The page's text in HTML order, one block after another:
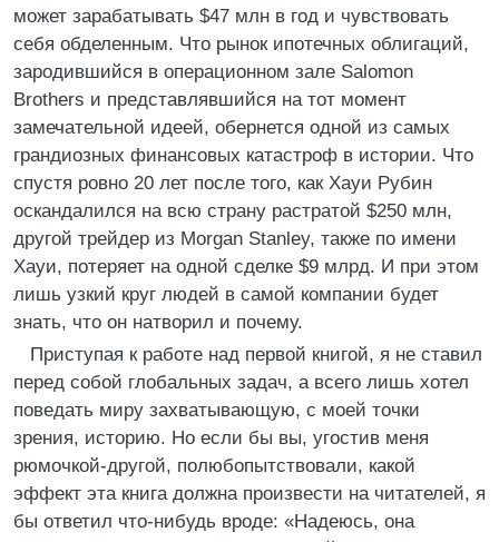
может зарабатывать $47 млн в год и чувствовать
себя обделенным. Что рынок ипотечных облигаций,
зародившийся в операционном зале Salomon
Brothers и представлявшийся на тот момент
замечательной идеей, обернется одной из самых
грандиозных финансовых катастроф в истории. Что
спустя ровно 20 лет после того, как Хауи Рубин
оскандалился на всю страну растратой $250 млн,
другой трейдер из Morgan Stanley, также по имени
Хауи, потеряет на одной сделке $9 млрд. И при этом
лишь узкий круг людей в самой компании будет
знать, что он натворил и почему.
Приступая к работе над первой книгой, я не ставил
перед собой глобальных задач, а всего лишь хотел
поведать миру захватывающую, с моей точки
зрения, историю. Но если бы вы, угостив меня
рюмочкой-другой, полюбопытствовали, какой
эффект эта книга должна произвести на читателей, я
бы ответил что-нибудь вроде: «Надеюсь, она